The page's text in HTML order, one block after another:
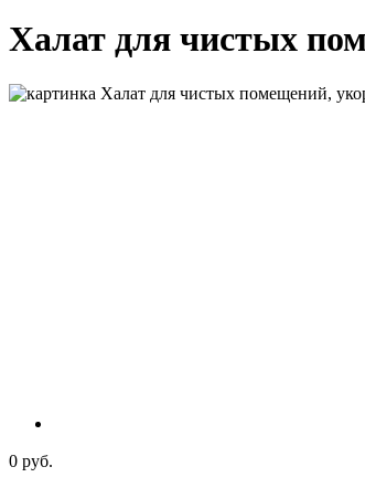
Халат для чистых
0 руб.